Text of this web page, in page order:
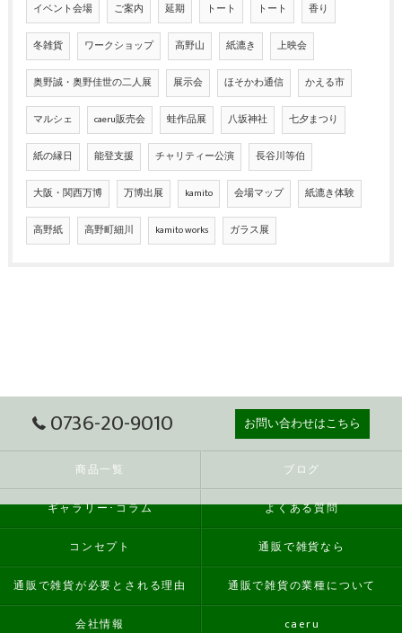
イベント会場 ご案内 延期 トート トート 香り
冬雑貨 ワークショップ 高野山 紙漉き 上映会
奥野誠・奥野佳世の二人展 展示会 ほそかわ通信 かえる市
マルシェ caeru販売会 蛙作品展 八坂神社 七夕まつり
紙の縁日 能登支援 チャリティー公演 長谷川等伯
大阪・関西万博 万博出展 kamito 会場マップ 紙漉き体験
高野紙 高野町細川 kamito works ガラス展
0736-20-9010 お問い合わせはこちら
商品一覧 ブログ
ギャラリー･コラム よくある質問
コンセプト 通販で雑貨なら
通販で雑貨が必要とされる理由 通販で雑貨の業種について
会社情報 caeru